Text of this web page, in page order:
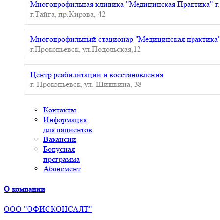
Многопрофильная клиника "Медицинская Практика"
г.Тайга, пр.Кирова, 42
Многопрофильный стационар "Медицинская практика"
г.Прокопьевск, ул.Подольская,12
Центр реабилитации и восстановления
г. Прокопьевск, ул. Шишкина, 38
Контакты
Информация
для пациентов
Вакансии
Бонусная
программа
Абонемент
О компании
ООО "ОФИСКОНСАЛТ"